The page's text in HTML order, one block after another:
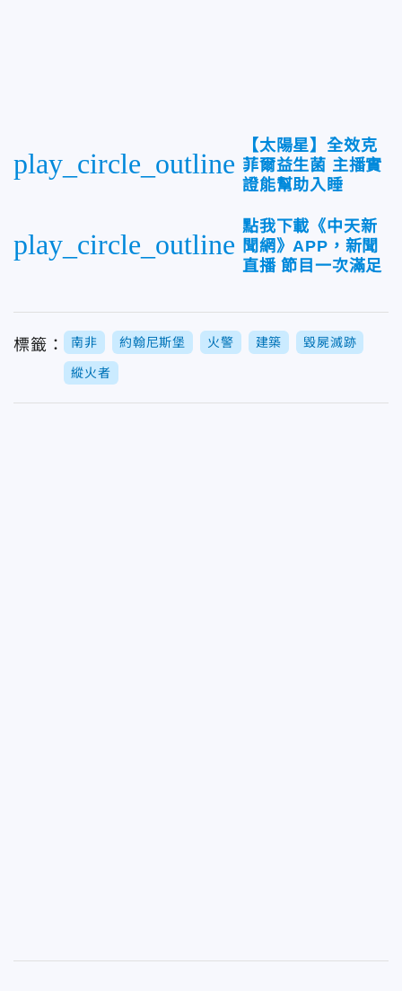
play_circle_outline
【太陽星】全效克
菲爾益生菌 主播實
證能幫助入睡
play_circle_outline
點我下載《中天新
聞網》APP，新聞
直播 節目一次滿足
標籤： 南非 約翰尼斯堡 火警 建築 毀屍滅跡
縱火者